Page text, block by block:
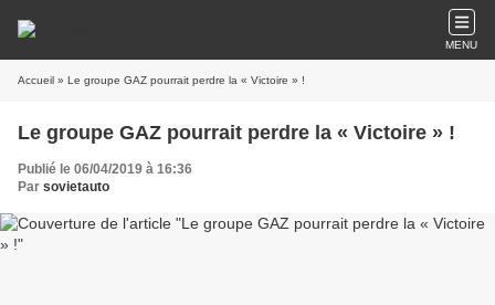
MENU
Accueil » Le groupe GAZ pourrait perdre la « Victoire » !
Le groupe GAZ pourrait perdre la « Victoire » !
Publié le 06/04/2019 à 16:36
Par sovietauto